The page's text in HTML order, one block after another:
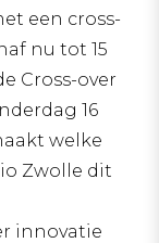
een cross-
nu tot 15
Cross-over
16
welke
Zwolle dit
innovatie